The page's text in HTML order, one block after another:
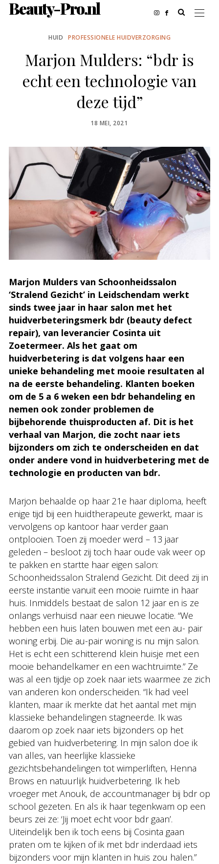
Beauty-Pro.nl
HUID PROFESSIONELE HUIDVERZORGING
Marjon Mulders: “bdr is
echt een technologie van
deze tijd”
POSTED
18 MEI, 2021
Marjon Mulders van Schoonheidssalon
‘Stralend Gezicht’ in Leidschendam werkt
sinds twee jaar in haar salon met het
huidverbeteringsmerk bdr (beauty defect
repair), van leverancier Cosinta uit
Zoetermeer. Als het gaat om
huidverbetering is dat volgens haar een
unieke behandeling met mooie resultaten al
na de eerste behandeling. Klanten boeken
om de 5 a 6 weken een bdr behandeling en
nemen ook zonder problemen de
bijbehorende thuisproducten af. Dit is het
verhaal van Marjon, die zocht naar iets
bijzonders om zich te onderscheiden en dat
onder andere vond in huidverbetering met de
technologie en producten van bdr.
Marjon behaalde op haar 21e haar diploma, heeft
enige tijd bij een huidtherapeute gewerkt, maar is
vervolgens op kantoor haar verder gaan
ontplooien. Toen zij moeder werd – 13 jaar
geleden – besloot zij toch haar oude vak weer op
te pakken en startte haar eigen salon:
Schoonheidssalon Stralend Gezicht. Dit deed zij in
eerste instantie vanuit een mooie ruimte in haar
huis. Inmiddels bestaat de salon 12 jaar en is ze
onlangs verhuisd naar een nieuwe locatie. “We
hebben een huis laten bouwen met een au- pair
woning erbij. Die au-pair woning is nu mijn salon.
Het is echt een schitterend klein huisje met een
mooie behandelkamer en een wachtruimte.” Ze
was al een tijdje op zoek naar iets waarmee ze zich
van anderen kon onderscheiden. “Ik had veel
klanten, maar ik merkte dat het aantal met mijn
klassieke behandelingen stagneerde. Ik was
daarom op zoek naar iets bijzonders op het
gebied van huidverbetering. In mijn salon doe ik
van alles, van heerlijke klassieke
gezichtsbehandelingen tot wimperliften, Henna
Brows en natuurlijk huidverbetering. Ik heb
vroeger met Anouk, de accountmanager bij bdr op
school gezeten. En als ik haar tegenkwam op een
beurs zei ze: ‘Jij moet echt voor bdr gaan’.
Uiteindelijk ben ik toch eens bij Cosinta gaan
praten om te kijken of ik met bdr inderdaad iets
bijzonders voor mijn klanten in huis zou halen.”